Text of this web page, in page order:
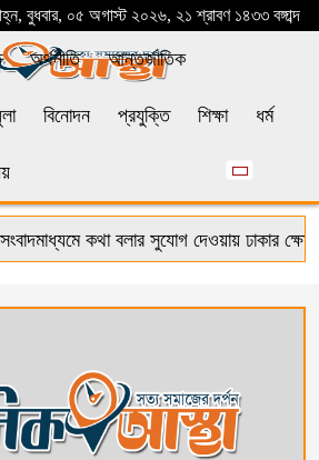
বুধবার, ০৫ অগাস্ট ২০২৬, ২১ শ্রাবণ ১৪৩৩ বঙ্গাব্দ
অর্থনীতি আন্তর্জাতিক
বিনোদন প্রযুক্তি শিক্ষা ধর্ম
কথা বলার সুযোগ দেওয়ায় ঢাকার ক্ষোভ